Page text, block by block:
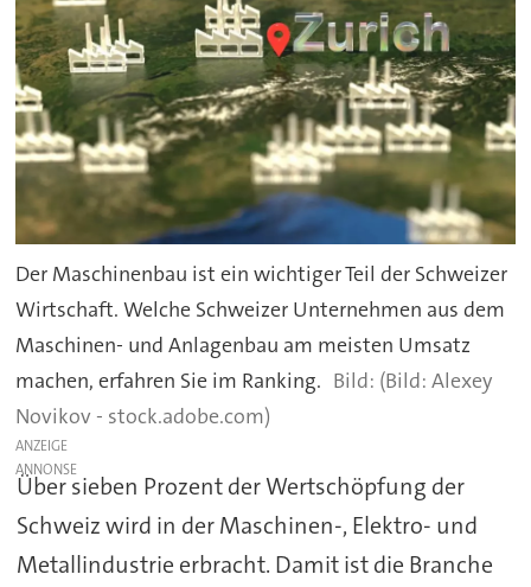
Der Maschinenbau ist ein wichtiger Teil der Schweizer
Wirtschaft. Welche Schweizer Unternehmen aus dem
Maschinen- und Anlagenbau am meisten Umsatz
machen, erfahren Sie im Ranking.
(Bild: Alexey
Novikov - stock.adobe.com)
ANZEIGE
Über sieben Prozent der Wertschöpfung der
Schweiz wird in der Maschinen-, Elektro- und
Metallindustrie erbracht. Damit ist die Branche